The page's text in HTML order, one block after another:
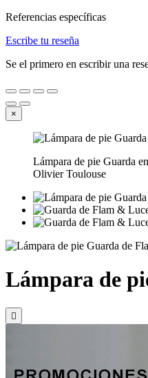
Referencias específicas
Escribe tu reseña
Se el primero en escribir una
×
Lámpara de pie Guarda
Olivier Toulouse
Lámpara de
